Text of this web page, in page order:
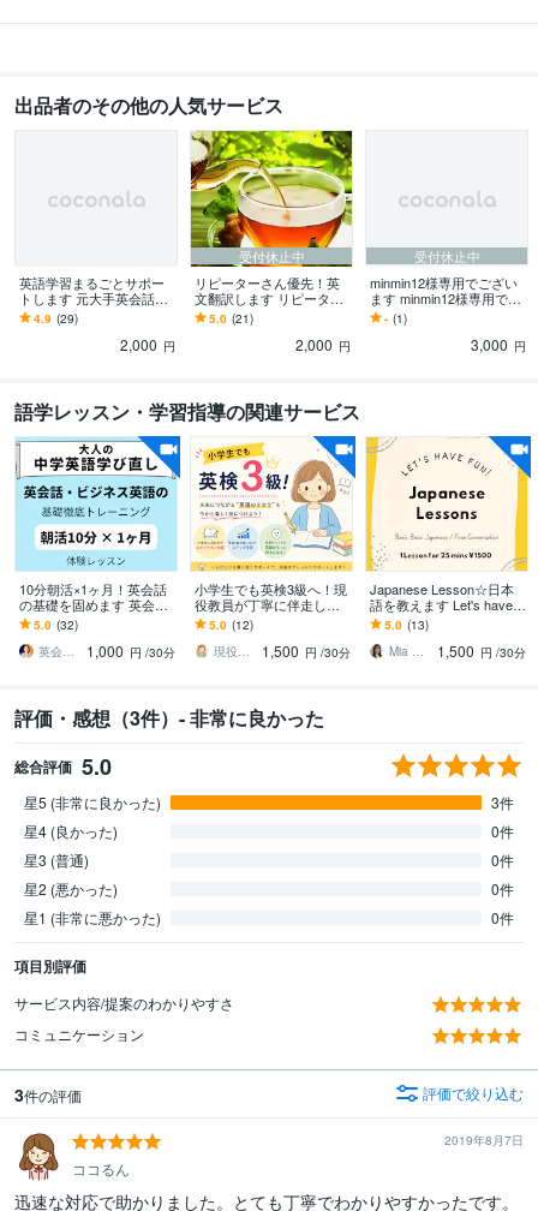
出品者のその他の人気サービス
英語学習まるごとサポー
トします 元大手英会話学
校人気英会話講師による
マンツーマンサポート！
4.9 (29)
2,000 円
受付休止中
リピーターさん優先！英
文翻訳します リピーター
さん優先！英文翻訳いた
します！
5.0 (21)
2,000 円
受付休止中
minmin12様専用でござい
ます minmin12様専用でご
ざいます。
- (1)
3,000 円
語学レッスン・学習指導の関連サービス
10分朝活×1ヶ月！英会話
の基礎を固めます 英会話
に必須【大人の中学英
語】徹底トレーニング（3
0分体験）
5.0 (32)
英会話・ビジネス英語の基礎専門トレーナー
1,000 円 /30分
小学生でも英検3級へ！現
役教員が丁寧に伴走しま
す 英語が苦手でも大丈
夫！小学生の英検対策を
します
5.0 (12)
現役英語教員｜英語学習と学校のお悩み相談
1,500 円 /30分
Japanese Lesson☆日本
語を教えます Let's have f
un lessons w/me!
5.0 (13)
Mia 英会話講師
1,500 円 /30分
評価・感想（3件）- 非常に良かった
総合評価 5.0
星5 (非常に良かった)
3件
星4 (良かった)
0件
星3 (普通)
0件
星2 (悪かった)
0件
星1 (非常に悪かった)
0件
項目別評価
サービス内容/提案のわかりやすさ
コミュニケーション
3件の評価 評価で絞り込む
2019年8月7日
ココるん
迅速な対応で助かりました。とても丁寧でわかりやすかったです。